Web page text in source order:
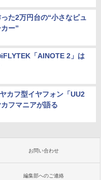
た2万円台の“小さなピュ
ー”
「AINOTE 2」は
カフ型イヤフォン「UU2
フマニアが語る
お問い合わせ
編集部へのご連絡